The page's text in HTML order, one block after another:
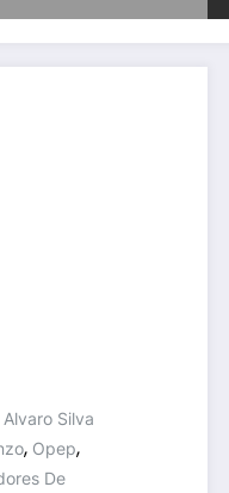
Alvaro Silva
, Opep,
De